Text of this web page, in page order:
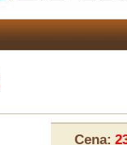
Cena: